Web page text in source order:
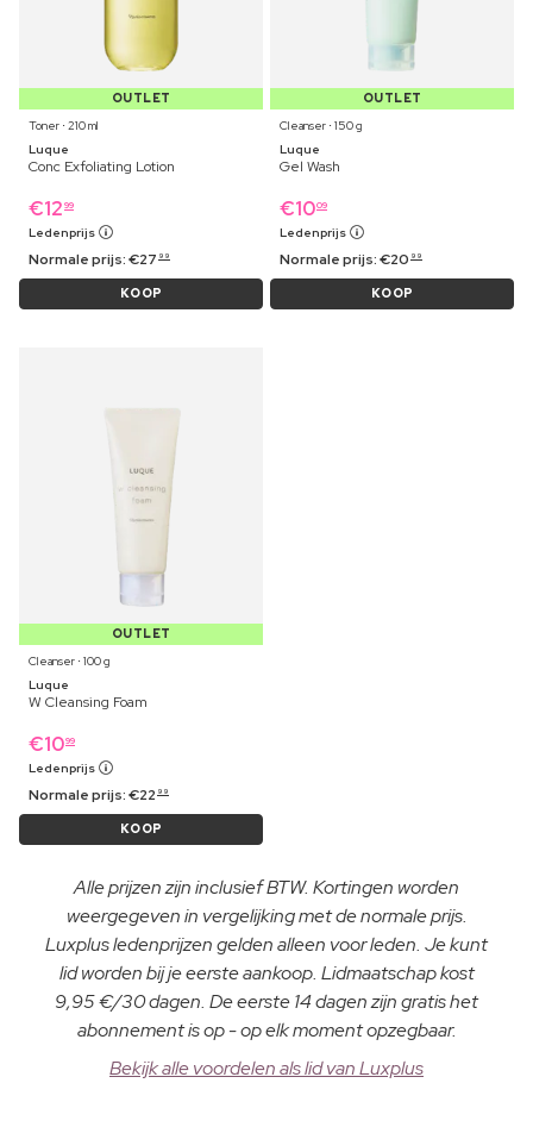
OUTLET
Toner ⋅ 210 ml
Luque
Conc Exfoliating Lotion
€12 99
Ledenprijs
Normale prijs:€27 99
KOOP
OUTLET
Cleanser ⋅ 150 g
Luque
Gel Wash
€1009
Ledenprijs
Normale prijs:€20 99
KOOP
OUTLET
Cleanser ⋅ 100 g
Luque
W Cleansing Foam
€1099
Ledenprijs
Normale prijs:€22 99
KOOP
Alle prijzen zijn inclusief BTW. Kortingen worden
weergegeven in vergelijking met de normale prijs.
Luxplus ledenprijzen gelden alleen voor leden. Je kunt
lid worden bij je eerste aankoop. Lidmaatschap kost
9,95 €/30 dagen. De eerste 14 dagen zijn gratis het
abonnement is op - op elk moment opzegbaar.
Bekijk alle voordelen als lid van Luxplus